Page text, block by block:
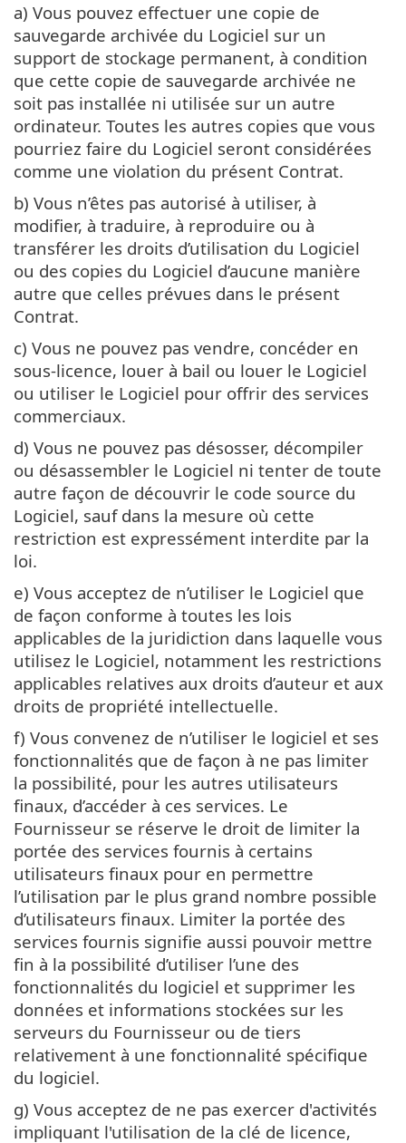
a) Vous pouvez effectuer une copie de
sauvegarde archivée du Logiciel sur un
support de stockage permanent, à condition
que cette copie de sauvegarde archivée ne
soit pas installée ni utilisée sur un autre
ordinateur. Toutes les autres copies que vous
pourriez faire du Logiciel seront considérées
comme une violation du présent Contrat.
b) Vous n’êtes pas autorisé à utiliser, à
modifier, à traduire, à reproduire ou à
transférer les droits d’utilisation du Logiciel
ou des copies du Logiciel d’aucune manière
autre que celles prévues dans le présent
Contrat.
c) Vous ne pouvez pas vendre, concéder en
sous-licence, louer à bail ou louer le Logiciel
ou utiliser le Logiciel pour offrir des services
commerciaux.
d) Vous ne pouvez pas désosser, décompiler
ou désassembler le Logiciel ni tenter de toute
autre façon de découvrir le code source du
Logiciel, sauf dans la mesure où cette
restriction est expressément interdite par la
loi.
e) Vous acceptez de n’utiliser le Logiciel que
de façon conforme à toutes les lois
applicables de la juridiction dans laquelle vous
utilisez le Logiciel, notamment les restrictions
applicables relatives aux droits d’auteur et aux
droits de propriété intellectuelle.
f) Vous convenez de n’utiliser le logiciel et ses
fonctionnalités que de façon à ne pas limiter
la possibilité, pour les autres utilisateurs
finaux, d’accéder à ces services. Le
Fournisseur se réserve le droit de limiter la
portée des services fournis à certains
utilisateurs finaux pour en permettre
l’utilisation par le plus grand nombre possible
d’utilisateurs finaux. Limiter la portée des
services fournis signifie aussi pouvoir mettre
fin à la possibilité d’utiliser l’une des
fonctionnalités du logiciel et supprimer les
données et informations stockées sur les
serveurs du Fournisseur ou de tiers
relativement à une fonctionnalité spécifique
du logiciel.
g) Vous acceptez de ne pas exercer d'activités
impliquant l'utilisation de la clé de licence,